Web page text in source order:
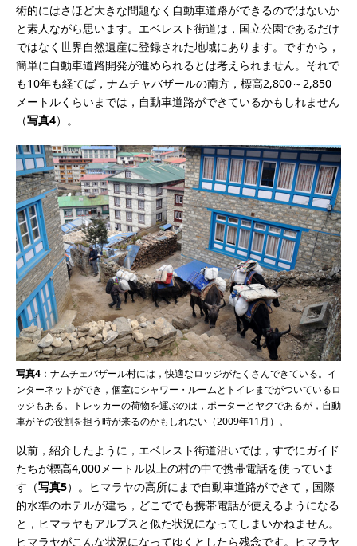
術的にはさほど大きな問題なく自動車道路ができるのではないか
と素人ながら思います。エベレスト街道は，国立公園であるだけ
ではなく世界自然遺産に登録された地域にあります。ですから，
簡単に自動車道路開発が進められるとは考えられません。それで
も10年も経てば，ナムチャバザールの南方，標高2,800～2,850
メートルくらいまでは，自動車道路ができているかもしれません
（写真4）。
写真4 ：ナムチェバザール村には，快適なロッジがたくさんできている。イ
ンターネットができ，個室にシャワー・ルームとトイレまでがついているロ
ッジもある。トレッカーの荷物を運ぶのは，ポーターとヤクであるが，自動
車がその役割を担う時が来るのかもしれない（2009年11月）。
以前，紹介したように，エベレスト街道沿いでは，すでにガイド
たちが標高4,000メートル以上の村の中で携帯電話を使っていま
す（写真5）。ヒマラヤの高所にまで自動車道路ができて，国際
的水準のホテルが建ち，どこででも携帯電話が使えるようになる
と，ヒマラヤもアルプスと似た状況になってしまいかねません。
ヒマラヤがこんな状況になってゆくとしたら残念です。ヒマラヤ